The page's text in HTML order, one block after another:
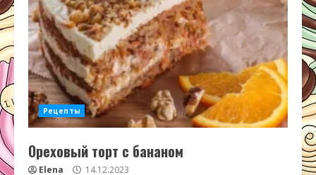
Рецепты
Ореховый торт с бананом
Elena 14.12.2023